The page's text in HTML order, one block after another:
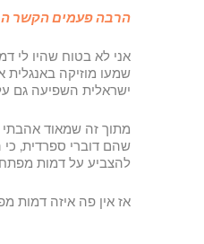
הרבה פעמים הקשר
אני לא בטוח שהיו לי
שמעו מוזיקה
ישראלית השפיעה גם
מתוך זה שמאוד אהבתי
שהם דוברי ספרדית, כי
להצביע על דמות
אז אין פה איזה דמות